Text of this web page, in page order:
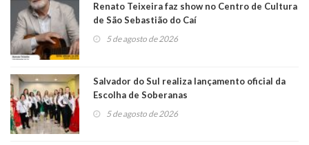
Renato Teixeira faz show no Centro de Cultura
de São Sebastião do Caí
5 de agosto de 2026
Salvador do Sul realiza lançamento oficial da
Escolha de Soberanas
5 de agosto de 2026